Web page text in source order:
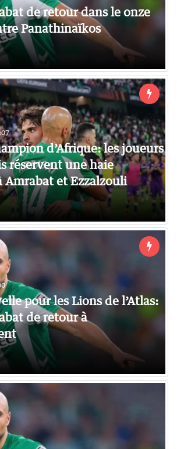
de retour dans le onze
Panathinaïkos
d’Afrique: les joueurs
réservent une haie
Amrabat et Ezzalzouli
pour les Lions de l’Atlas:
de retour à